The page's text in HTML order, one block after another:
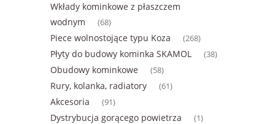
Wkłady kominkowe z płaszczem
wodnym
(68)
Piece wolnostojące typu Koza (268)
Płyty do budowy kominka SKAMOL (38)
Obudowy kominkowe (58)
Rury, kolanka, radiatory (61)
Akcesoria (91)
Dystrybucja gorącego powietrza (1)